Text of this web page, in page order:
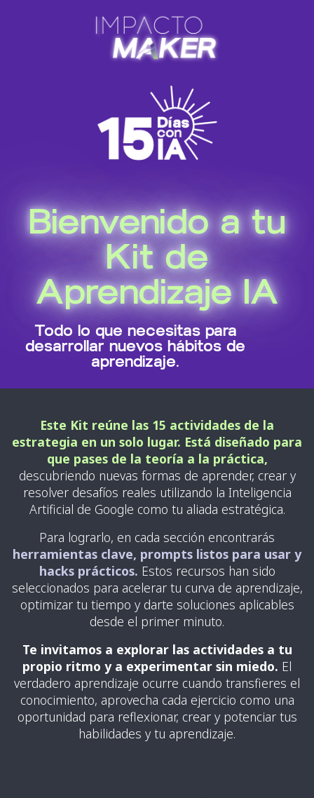
Bienvenido a tu
Kit de
Aprendizaje IA
Todo lo que necesitas para
desarrollar nuevos hábitos de
aprendizaje.
Este Kit reúne las 15 actividades de la
estrategia en un solo lugar. Está diseñado para
que pases de la teoría a la práctica,
descubriendo nuevas formas de aprender, crear y
resolver desafíos reales utilizando la Inteligencia
Artificial de Google como tu aliada estratégica.
Para lograrlo, en cada sección encontrarás
herramientas clave, prompts listos para usar y
hacks prácticos. Estos recursos han sido
seleccionados para acelerar tu curva de aprendizaje,
optimizar tu tiempo y darte soluciones aplicables
desde el primer minuto.
Te invitamos a explorar las actividades a tu
propio ritmo y a experimentar sin miedo. El
verdadero aprendizaje ocurre cuando transfieres el
conocimiento, aprovecha cada ejercicio como una
oportunidad para reflexionar, crear y potenciar tus
habilidades y tu aprendizaje.